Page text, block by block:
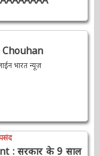
भारत न्यूज़
: सरकार के 9